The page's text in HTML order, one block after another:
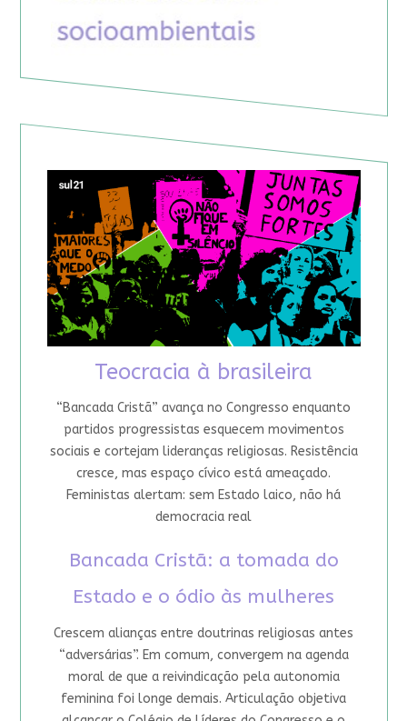
Teocracia à brasileira
“Bancada Cristã” avança no Congresso enquanto
partidos progressistas esquecem movimentos
sociais e cortejam lideranças religiosas. Resistência
cresce, mas espaço cívico está ameaçado.
Feministas alertam: sem Estado laico, não há
democracia real
Bancada Cristã: a tomada do
Estado e o ódio às mulheres
Crescem alianças entre doutrinas religiosas antes
“adversárias”. Em comum, convergem na agenda
moral de que a reivindicação pela autonomia
feminina foi longe demais. Articulação objetiva